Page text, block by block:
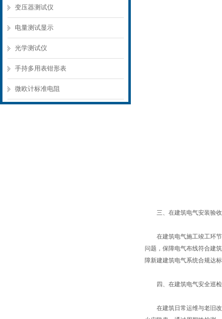
变压器测试仪
电量测试显示
光学测试仪
手持多用表钳形表
微欧计标准电阻
三、在建筑电气安装验收
在建筑电气施工竣工环节
问题，保障电气布线符合建
障新建建筑电气系统合规达
四、在建筑电气安全巡检
在建筑日常运维与老旧改